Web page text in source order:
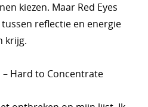
kiezen. Maar Red Eyes
reflectie en energie
krijg.
– Hard to Concentrate